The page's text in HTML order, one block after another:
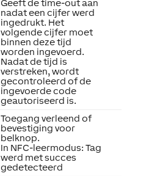
Geeft de time-out aan
nadat een cijfer werd
ingedrukt. Het
volgende cijfer moet
binnen deze tijd
worden ingevoerd.
Nadat de tijd is
verstreken, wordt
gecontroleerd of de
ingevoerde code
geautoriseerd is.
Toegang verleend of
bevestiging voor
belknop.
In NFC-leermodus: Tag
werd met succes
gedetecteerd